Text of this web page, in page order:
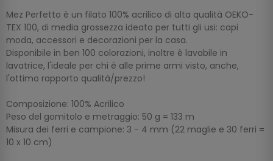
Mez Perfetto è un filato 100% acrilico di alta qualità OEKO-
TEX 100, di media grossezza ideato per tutti gli usi: capi
moda, accessori e decorazioni per la casa.
Disponibile in ben 100 colorazioni, inoltre è lavabile in
lavatrice, l'ideale per chi è alle prime armi visto, anche,
l'ottimo rapporto qualità/prezzo!
Composizione: 100% Acrilico
Peso del gomitolo e metraggio: 50 g = 133 m
Misura dei ferri e campione: 3 - 4 mm (22 maglie e 30 ferri =
10 x 10 cm)